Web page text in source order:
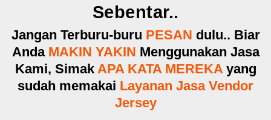
Sebentar..
Jangan Terburu-buru PESAN dulu.. Biar
Anda MAKIN YAKIN Menggunakan Jasa
Kami, Simak APA KATA MEREKAyang
sudah memakai Layanan Jasa Vendor
Jersey